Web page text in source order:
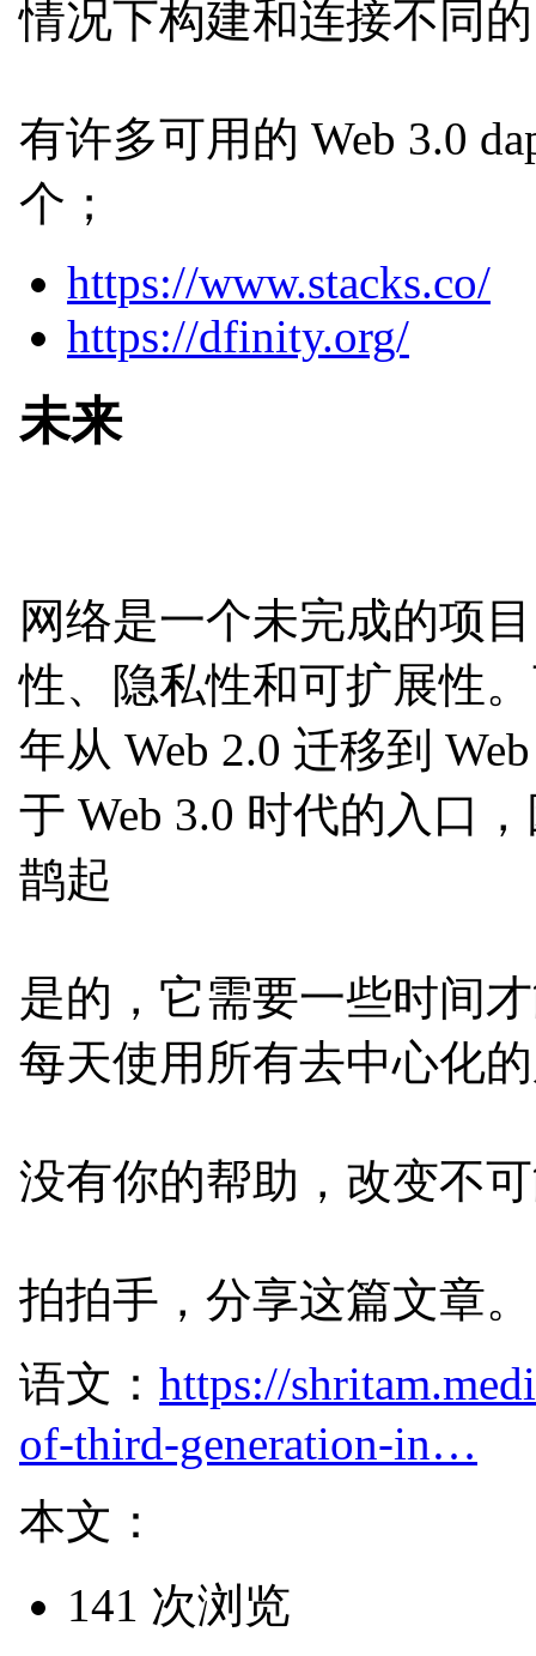
情况下构建和连接不同的
有许多可用的 Web 3.0
个；
https://www.stacks.co/
https://dfinity.org/
未来
网络是一个未完成的项
性、隐私性和可扩展性
年从 Web 2.0 迁移到
于 Web 3.0 时代的入口
鹊起
是的，它需要一些时间
每天使用所有去中心化
没有你的帮助，改变不
拍拍手，分享这篇文章。
语文： https://
of-third-generation-in…
本文：
141 次浏览